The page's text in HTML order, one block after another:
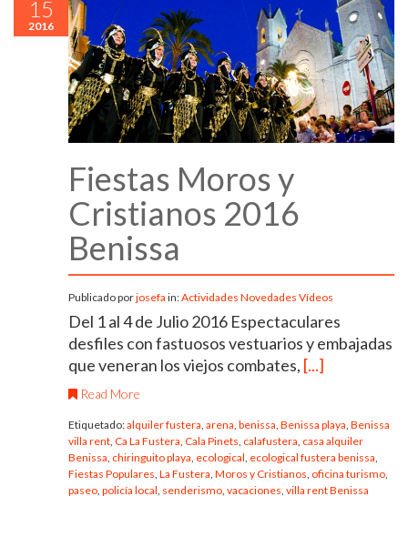
15
2016
Fiestas Moros y
Cristianos 2016
Benissa
Publicado porjosefa in:Actividades Novedades Vídeos
Del 1 al 4 de Julio 2016 Espectaculares
desfiles con fastuosos vestuarios y embajadas
que veneran los viejos combates, [...]
Read More
Etiquetado:alquiler fustera arena benissa Benissa playa Benissa
villa rent Ca La Fustera Cala Pinets calafustera casa alquiler
Benissa chiringuito playa ecological ecological fustera benissa
Fiestas Populares La Fustera Moros y Cristianos oficina turismo
paseo policía local senderismo vacaciones villa rent Benissa